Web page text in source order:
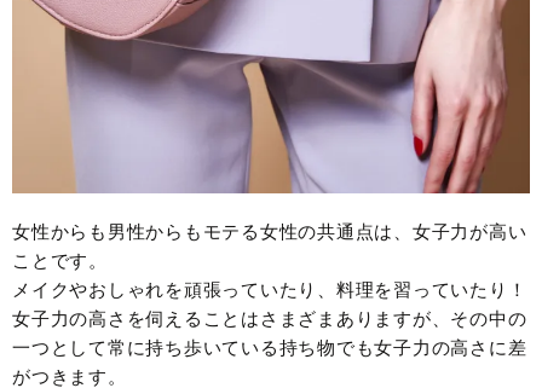
女性からも男性からもモテる女性の共通点は、女子力が高い
ことです。
メイクやおしゃれを頑張っていたり、料理を習っていたり！
女子力の高さを伺えることはさまざまありますが、その中の
一つとして常に持ち歩いている持ち物でも女子力の高さに差
がつきます。